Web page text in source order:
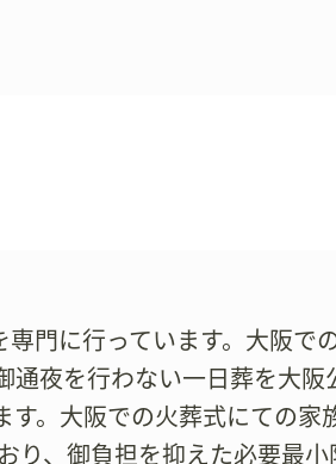
門に行っています。大阪で
通夜を行わない一日葬を大阪
。大阪での火葬式にての家
り、御負担を抑えた必要最小